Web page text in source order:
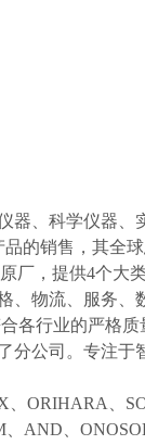
器、科学仪器、
的销售，其全
厂，提供4个大
、物流、服务、
各行业的严格
分公司。专注于
ORIHARA、
AND、